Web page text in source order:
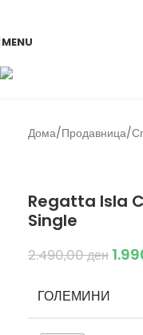
MENU
-20%
Дома/Продавница/
Regatta Isla
Single
2.490,00ден
ГОЛЕМИНИ